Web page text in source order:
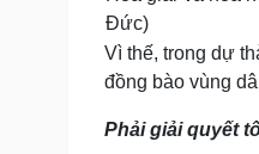
Đức)
Vì thế, trong dự
đồng bào vùng
Phải giải quyết